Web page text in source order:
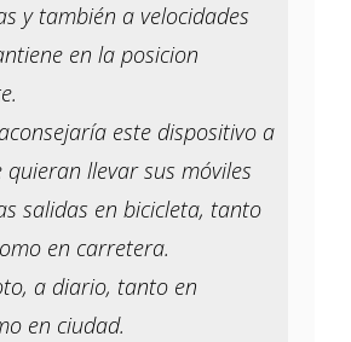
y también a velocidades
en la posicion
este dispositivo a
quieran llevar sus móviles
salidas en bicicleta, tanto
en carretera.
a diario, tanto en
en ciudad.